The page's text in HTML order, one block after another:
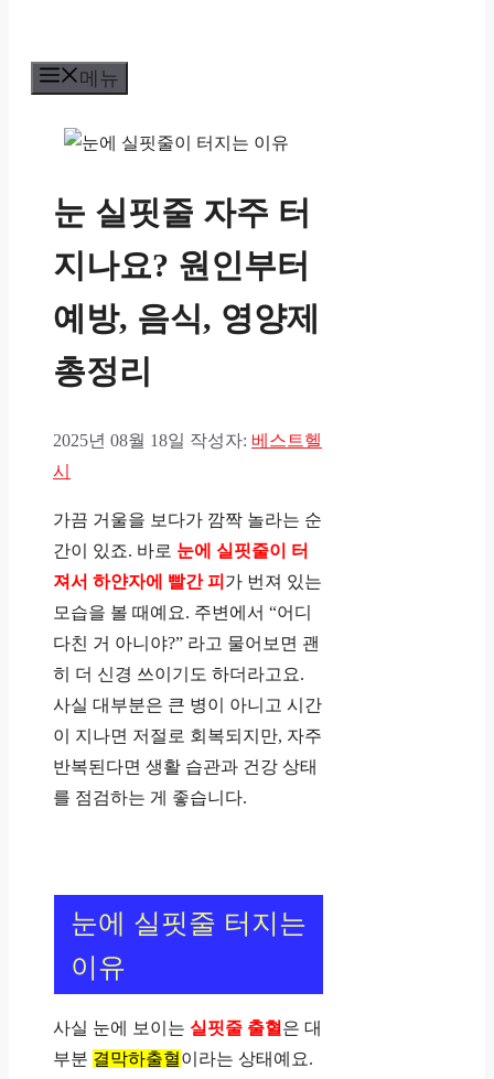
메뉴
눈 실핏줄 자주 터
지나요? 원인부터
예방, 음식, 영양제
총정리
2025년 08월 18일 작성자: 베스트헬
시
가끔 거울을 보다가 깜짝 놀라는 순
간이 있죠. 바로 눈에 실핏줄이 터
져서 하얀자에 빨간 피 가 번져 있는
모습을 볼 때예요. 주변에서 “어디
다친 거 아니야?” 라고 물어보면 괜
히 더 신경 쓰이기도 하더라고요.
사실 대부분은 큰 병이 아니고 시간
이 지나면 저절로 회복되지만, 자주
반복된다면 생활 습관과 건강 상태
를 점검하는 게 좋습니다.
눈에 실핏줄 터지는
이유
사실 눈에 보이는 실핏줄 출혈 은 대
부분 결막하출혈이라는 상태예요.